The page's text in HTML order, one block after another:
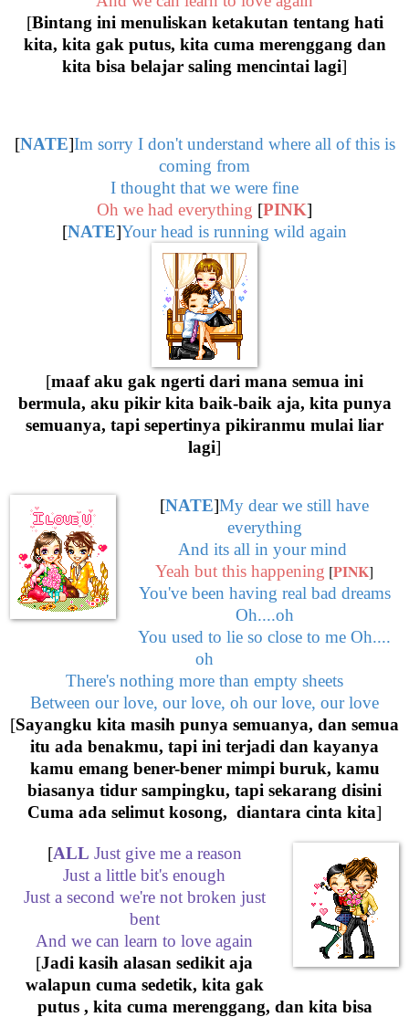
[Bintang ini menuliskan ketakutan tentang hati
kita, kita gak putus, kita cuma merenggang dan
kita bisa belajar saling mencintai lagi]
[NATE]Im sorry I don't understand where all of this is
coming from
I thought that we were fine
Oh we had everything [PINK]
[NATE]Your head is running wild again
[maaf aku gak ngerti dari mana semua ini
bermula, aku pikir kita baik-baik aja, kita punya
semuanya, tapi sepertinya pikiranmu mulai liar
lagi]
[NATE]My dear we still have
everything
And its all in your mind
Yeah but this happening [PINK]
You've been having real bad dreams
Oh....oh
You used to lie so close to me Oh....
oh
There's nothing more than empty sheets
Between our love, our love, oh our love, our love
[Sayangku kita masih punya semuanya, dan semua
itu ada benakmu, tapi ini terjadi dan kayanya
kamu emang bener-bener mimpi buruk, kamu
biasanya tidur sampingku, tapi sekarang disini
Cuma ada selimut kosong, diantara cinta kita]
[ALL Just give me a reason
Just a little bit's enough
Just a second we're not broken just
bent
And we can learn to love again
[Jadi kasih alasan sedikit aja
walapun cuma sedetik, kita gak
putus , kita cuma merenggang, dan kita bisa